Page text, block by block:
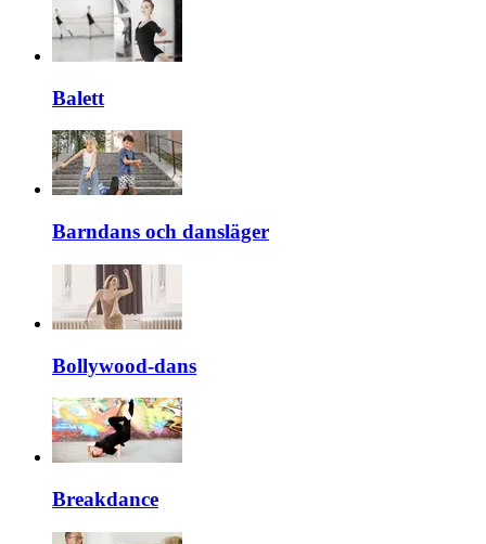
Balett
Barndans och dansläger
Bollywood-dans
Breakdance